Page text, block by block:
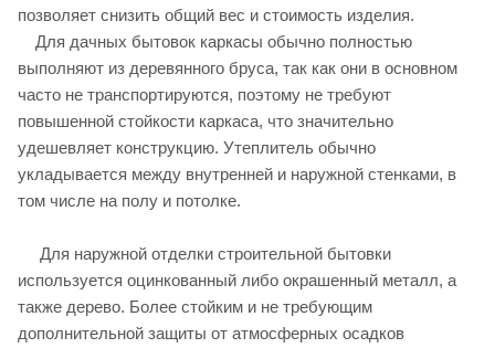
позволяет снизить общий вес и стоимость изделия.
Для дачных бытовок каркасы обычно полностью
выполняют из деревянного бруса, так как они в основном
часто не транспортируются, поэтому не требуют
повышенной стойкости каркаса, что значительно
удешевляет конструкцию. Утеплитель обычно
укладывается между внутренней и наружной стенками, в
том числе на полу и потолке.
Для наружной отделки строительной бытовки
используется оцинкованный либо окрашенный металл, а
также дерево. Более стойким и не требующим
дополнительной защиты от атмосферных осадков